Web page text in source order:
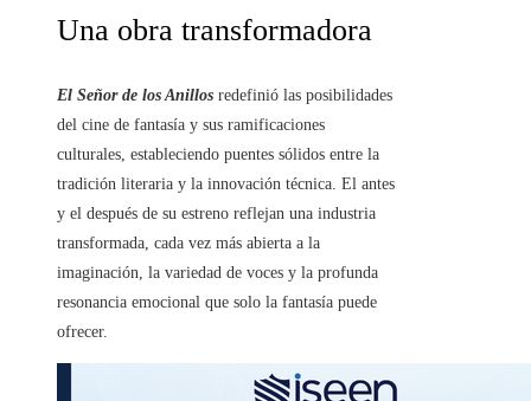
Una obra transformadora
El Señor de los Anillos redefinió las posibilidades
del cine de fantasía y sus ramificaciones
culturales, estableciendo puentes sólidos entre la
tradición literaria y la innovación técnica. El antes
y el después de su estreno reflejan una industria
transformada, cada vez más abierta a la
imaginación, la variedad de voces y la profunda
resonancia emocional que solo la fantasía puede
ofrecer.